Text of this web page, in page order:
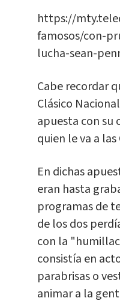
https://
famosos/con-
lucha-sean-
Cabe recordar
Clásico
apuesta con su
quien le va a las
En dichas
eran hasta
programas de
de los dos
con la
consistía en
parabrisas o
animar a la